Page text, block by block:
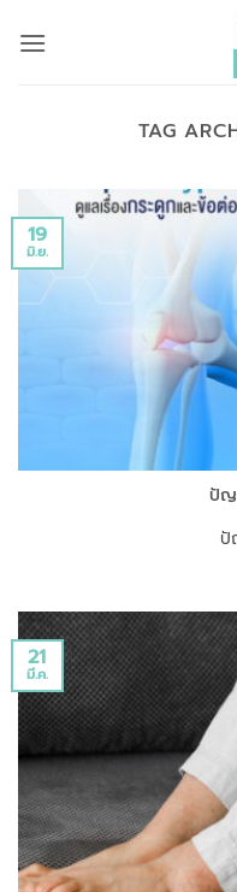
TAG
ปัญ
ปั
19
มิ.ย.
21
มี.ค.